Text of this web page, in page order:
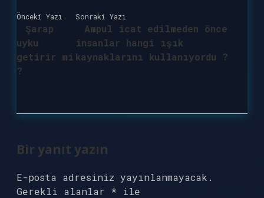
Önceki Yazı
Şarap
uyku
getirir mi
?
Sonraki Yazı
Ampul icat edilmeden önce
insanlar hangi ışık
kaynaklarını kullanıyordu ?
Bir yanıt yazın
E-posta adresiniz yayınlanmayacak.
Gerekli alanlar * ile